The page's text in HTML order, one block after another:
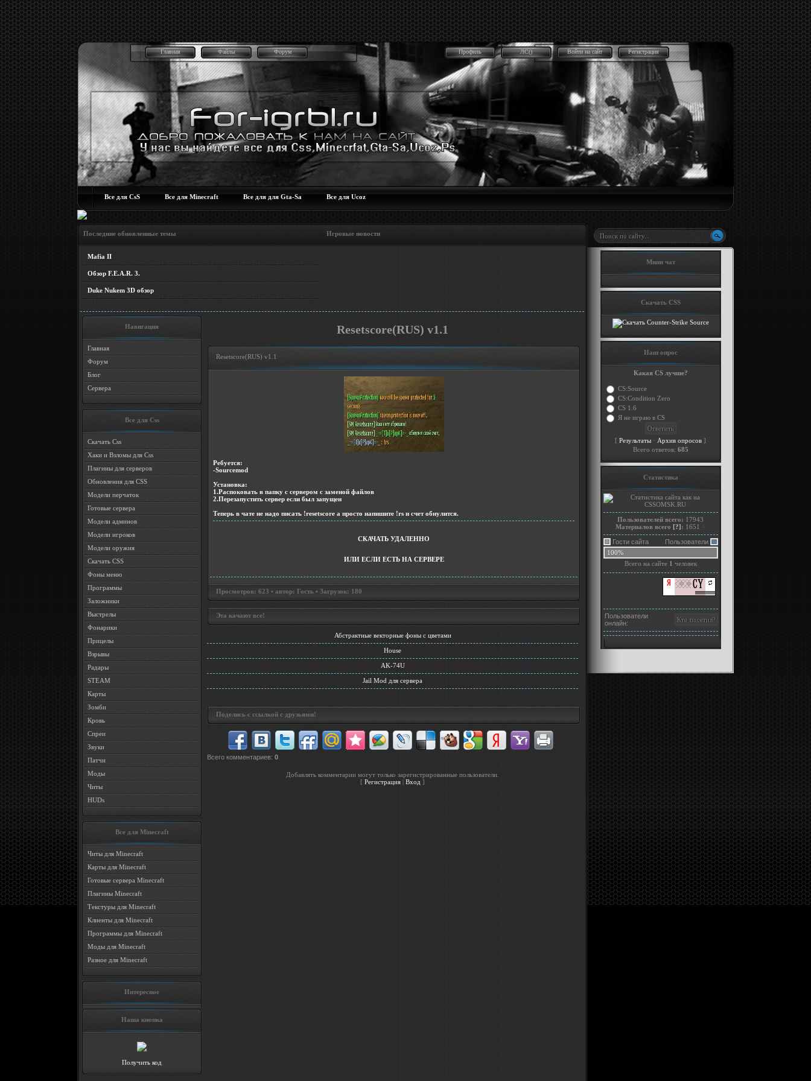
Главная Файлы Форум Профиль ЛС() Войти на сайт Регистрация
Все для CsS Все для Minecraft Все для для Gta-Sa Все для Ucoz
Последние обновленные темы Игровые новости
Mafia II
Обзор F.E.A.R. 3.
Duke Nukem 3D обзор
Навигация
Главная
Форум
Блог
Сервера
Все для Css
Скачать Css
Хаки и Взломы для Css
Плагины для серверов
Обновления для CSS
Модели перчаток
Готовые сервера
Модели админов
Модели игроков
Модели оружия
Скачать CSS
Фоны меню
Программы
Заложники
Выстрелы
Фонарики
Прицелы
Взрывы
Радары
STEAM
Карты
Зомби
Кровь
Спреи
Звуки
Патчи
Моды
Читы
HUDs
Все для Minecraft
Читы для Minecraft
Карты для Minecraft
Готовые сервера Minecraft
Плагины Minecraft
Текстуры для Minecraft
Клиенты для Minecraft
Программы для Minecraft
Моды для Minecraft
Разное для Minecraft
Интересное
Наша кнопка
Получить код
Resetscore(RUS) v1.1
Resetscore(RUS) v1.1
Ребуется:
-Sourcemod
Установка:
1.Распоковать в папку с сервером с заменой файлов
2.Перезапустить сервер если был запущен
Теперь в чате не надо писать !resetscore а просто напишите !rs и счет обнулится.
СКАЧАТЬ УДАЛЕННО
ИЛИ ЕСЛИ ЕСТЬ НА СЕРВЕРЕ
Просмотров: 623 • автор: Гость • Загрузок: 180
Эта качают все!
Абстрактные векторные фоны с цветами
House
AK-74U
Jail Mod для сервера
Поделись с ссылкой с друзьями!
Всего комментариев: 0
Добавлять комментарии могут только зарегистрированные пользователи.
[ Регистрация Вход ]
Мини чат
Скачать CSS
Наш опрос
Какая CS лучше?
CS:Source
CS:Condition Zero
CS 1.6
Я не играю в CS
[ Результаты · Архив опросов ]
Всего ответов: 685
Статистика
Пользователей всего: 17943
Материалов всего [?]: 1651 +
Гости сайта
Пользователи
100%
Всего на сайте 1 человек
Пользователи
онлайн: